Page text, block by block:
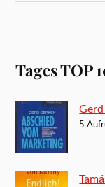
Tages TOP
5